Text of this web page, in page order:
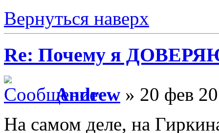
Вернуться наверх
Re: Почему я
Andrew » 20 фев
На самом деле, на